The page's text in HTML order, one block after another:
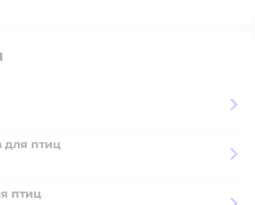
для птиц
птиц